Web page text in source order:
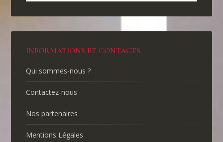
INFORMATIONS ET CONTACTS
Qui sommes-nous ?
Contactez-nous
Nos partenaires
Mentions Légales